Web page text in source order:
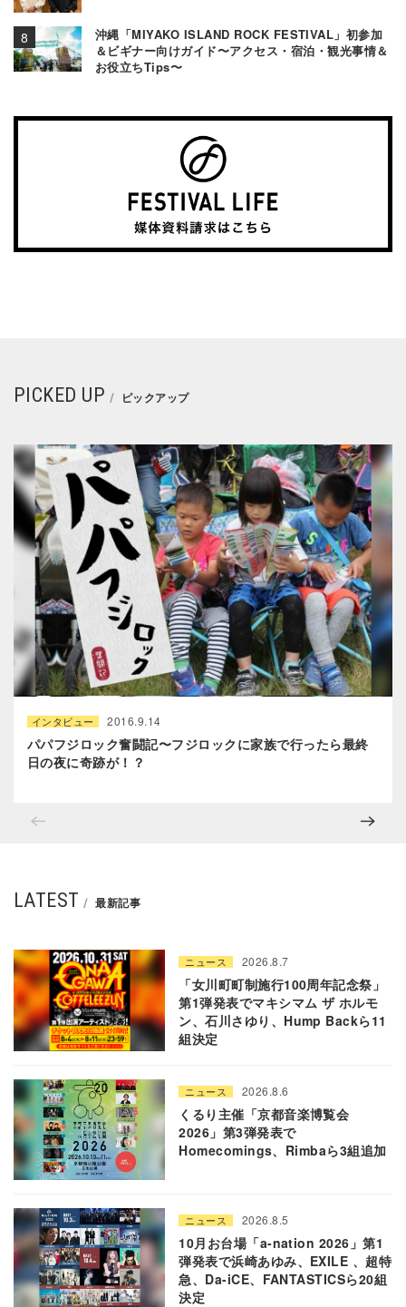
沖縄「MIYAKO ISLAND ROCK FESTIVAL」初参加
＆ビギナー向けガイド〜アクセス・宿泊・観光事情＆
お役立ちTips〜
PICKED UP ピックアップ
インタビュー 2016.9.14
パパフジロック奮闘記〜フジロックに家族で行ったら最終
日の夜に奇跡が！？
LATEST 最新記事
ニュース 2026.8.7
「女川町町制施行100周年記念祭」
第1弾発表でマキシマム ザ ホルモ
ン、石川さゆり、Hump Backら11
組決定
ニュース 2026.8.6
くるり主催「京都音楽博覧会
2026」第3弾発表で
Homecomings、Rimbaら3組追加
ニュース 2026.8.5
10月お台場「a-nation 2026」第1
弾発表で浜崎あゆみ、EXILE 、超特
急、Da-iCE、FANTASTICSら20組
決定